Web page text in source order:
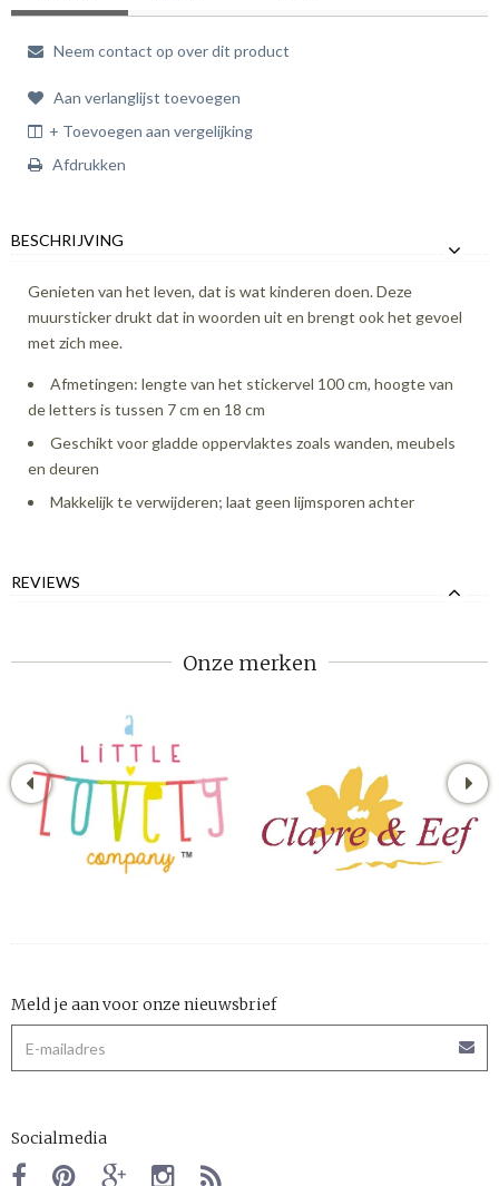
Neem contact op over dit product
Aan verlanglijst toevoegen
+ Toevoegen aan vergelijking
Afdrukken
BESCHRIJVING
Genieten van het leven, dat is wat kinderen doen. Deze
muursticker drukt dat in woorden uit en brengt ook het gevoel
met zich mee.
Afmetingen: lengte van het stickervel 100 cm, hoogte van
de letters is tussen 7 cm en 18 cm
Geschikt voor gladde oppervlaktes zoals wanden, meubels
en deuren
Makkelijk te verwijderen; laat geen lijmsporen achter
REVIEWS
Onze merken
Meld je aan voor onze nieuwsbrief
Socialmedia